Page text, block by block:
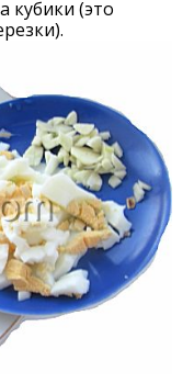
кубики (это